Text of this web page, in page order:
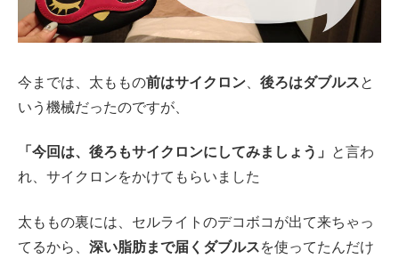
今までは、太ももの前はサイクロン 後ろはダブルスと
いう機械だったのですが、
「今回は、後ろもサイクロンにしてみましょう」
と言わ
れ、サイクロンをかけてもらいました
太ももの裏には、セルライトのデコボコが出て来ちゃっ
てるから、 深い脂肪まで届くダブルスを使ってたんだけ